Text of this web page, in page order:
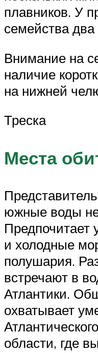
плавников. У
семейства
Внимание на
наличие
на нижней
Треска
Места
южные воды
Предпочитает
и холодные
полушария.
встречают в
Атлантики.
охватывает
области, где